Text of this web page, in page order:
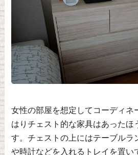
女性の部屋を想定してコーディネ
はりチェスト的な家具はあったほ
す。チェストの上にはテーブルラ
や時計などを入れるトレイを置い